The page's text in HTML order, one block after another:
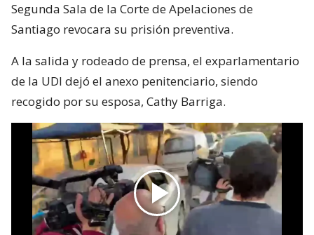
Segunda Sala de la Corte de Apelaciones de
Santiago revocara su prisión preventiva.
A la salida y rodeado de prensa, el exparlamentario
de la UDI dejó el anexo penitenciario, siendo
recogido por su esposa, Cathy Barriga.